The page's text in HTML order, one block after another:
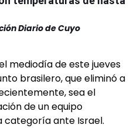
Diario de Cuyo
mediodía de este jueves
brasilero, que eliminó a
sea el
de un equipo
categoría ante Israel.